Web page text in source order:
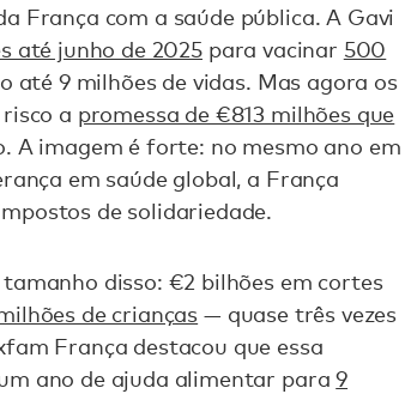
França com a saúde pública. A Gavi
até junho de 2025para vacinar 500
até 9 milhões de vidas. Mas agora os
a promessa de €813 milhões que
A imagem é forte: no mesmo ano em
em saúde global, a França
de solidariedade.
disso: €2 bilhões em cortes
de crianças — quase três vezes
França destacou que essa
ano de ajuda alimentar para9